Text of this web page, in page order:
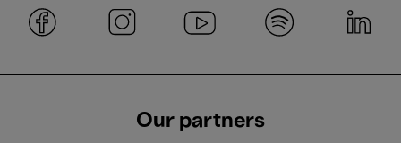
Our partners